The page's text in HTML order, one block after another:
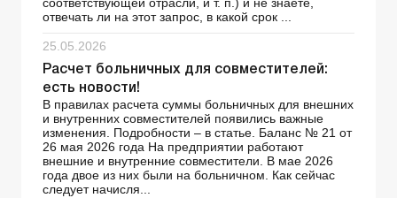
соответствующей отрасли, и т. п.) и не знаете,
отвечать ли на этот запрос, в какой срок ...
25.05.2026
Расчет больничных для совместителей:
есть новости!
В правилах расчета суммы больничных для внешних
и внутренних совместителей появились важные
изменения. Подробности – в статье. Баланс № 21 от
26 мая 2026 года На предприятии работают
внешние и внутренние совместители. В мае 2026
года двое из них были на больничном. Как сейчас
следует начисля...